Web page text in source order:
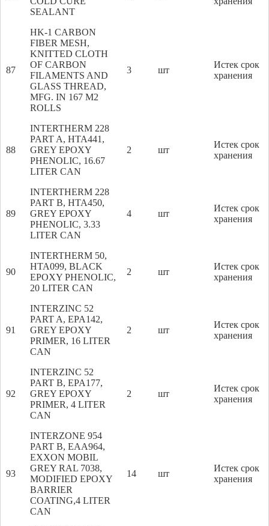
SEALANT
87
HK-1 CARBON
FIBER MESH,
KNITTED CLOTH
OF CARBON
FILAMENTS AND
GLASS THREAD,
MFG. IN 167 M2
ROLLS
3 шт
Истек срок
хранения
88
INTERTHERM 228
PART A, HTA441,
GREY EPOXY
PHENOLIC, 16.67
LITER CAN
2 шт
Истек срок
хранения
89
INTERTHERM 228
PART B, HTA450,
GREY EPOXY
PHENOLIC, 3.33
LITER CAN
4 шт
Истек срок
хранения
90
INTERTHERM 50,
HTA099, BLACK
EPOXY PHENOLIC,
20 LITER CAN
2 шт
Истек срок
хранения
91
INTERZINC 52
PART A, EPA142,
GREY EPOXY
PRIMER, 16 LITER
CAN
2 шт
Истек срок
хранения
92
INTERZINC 52
PART B, EPA177,
GREY EPOXY
PRIMER, 4 LITER
CAN
2 шт
Истек срок
хранения
93
INTERZONE 954
PART B, EAA964,
EXXON MOBIL
GREY RAL 7038,
MODIFIED EPOXY
BARRIER
COATING,4 LITER
CAN
14 шт
Истек срок
хранения